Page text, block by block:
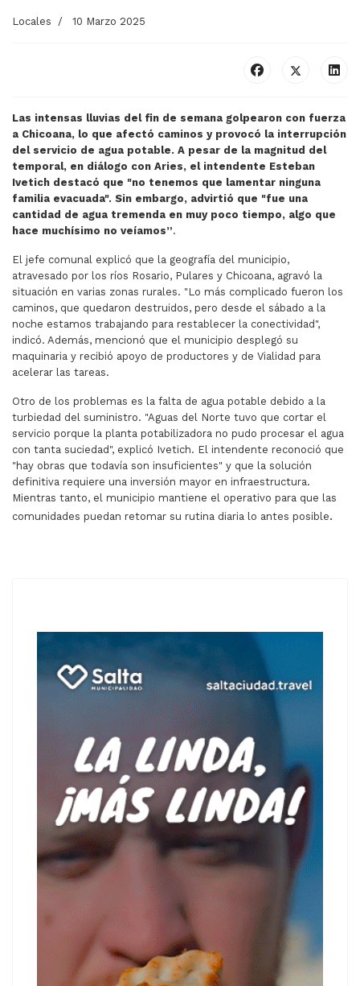
Locales 10 Marzo 2025
Las intensas lluvias del fin de semana golpearon con fuerza
a Chicoana, lo que afectó caminos y provocó la interrupción
del servicio de agua potable. A pesar de la magnitud del
temporal, en diálogo con Aries, el intendente Esteban
Ivetich destacó que "no tenemos que lamentar ninguna
familia evacuada". Sin embargo, advirtió que "fue una
cantidad de agua tremenda en muy poco tiempo, algo que
hace muchísimo no veíamos”.
El jefe comunal explicó que la geografía del municipio,
atravesado por los ríos Rosario, Pulares y Chicoana, agravó la
situación en varias zonas rurales. "Lo más complicado fueron los
caminos, que quedaron destruidos, pero desde el sábado a la
noche estamos trabajando para restablecer la conectividad",
indicó. Además, mencionó que el municipio desplegó su
maquinaria y recibió apoyo de productores y de Vialidad para
acelerar las tareas.
Otro de los problemas es la falta de agua potable debido a la
turbiedad del suministro. "Aguas del Norte tuvo que cortar el
servicio porque la planta potabilizadora no pudo procesar el agua
con tanta suciedad", explicó Ivetich. El intendente reconoció que
"hay obras que todavía son insuficientes" y que la solución
definitiva requiere una inversión mayor en infraestructura.
Mientras tanto, el municipio mantiene el operativo para que las
comunidades puedan retomar su rutina diaria lo antes posible.